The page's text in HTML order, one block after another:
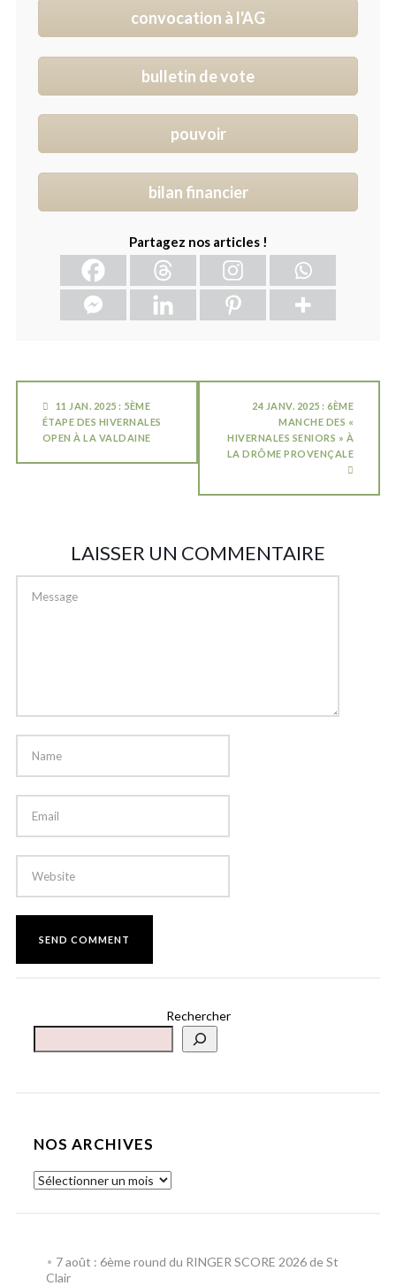
convocation à l'AG
bulletin de vote
pouvoir
bilan financier
Partagez nos articles !
11 JAN. 2025 : 5ÈME
ÉTAPE DES HIVERNALES
OPEN À LA VALDAINE
24 JANV. 2025 : 6ÈME
MANCHE DES «
HIVERNALES SENIORS » À
LA DRÔME PROVENÇALE
LAISSER UN COMMENTAIRE
Rechercher
NOS ARCHIVES
7 août : 6ème round du RINGER SCORE 2026 de St
Clair